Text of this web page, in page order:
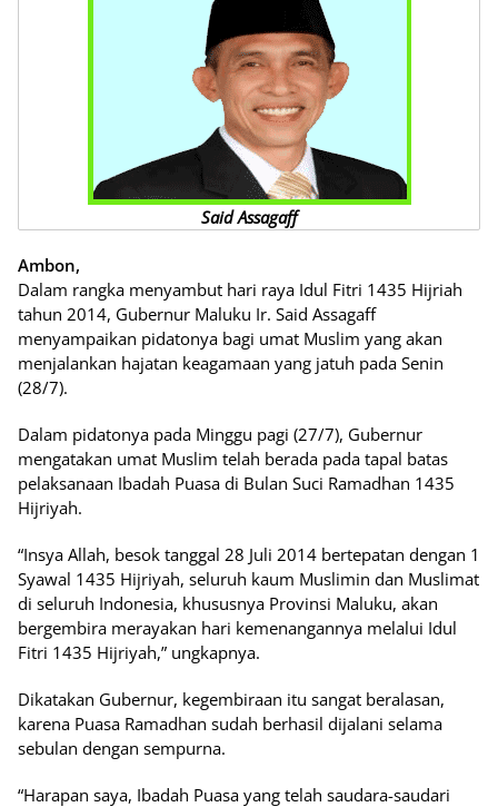
Said Assagaff
Ambon,
Dalam rangka menyambut hari raya Idul Fitri 1435 Hijriah
tahun 2014, Gubernur Maluku Ir. Said Assagaff
menyampaikan pidatonya bagi umat Muslim yang akan
menjalankan hajatan keagamaan yang jatuh pada Senin
(28/7).
Dalam pidatonya pada Minggu pagi (27/7), Gubernur
mengatakan umat Muslim telah berada pada tapal batas
pelaksanaan Ibadah Puasa di Bulan Suci Ramadhan 1435
Hijriyah.
“Insya Allah, besok tanggal 28 Juli 2014 bertepatan dengan 1
Syawal 1435 Hijriyah, seluruh kaum Muslimin dan Muslimat
di seluruh Indonesia, khususnya Provinsi Maluku, akan
bergembira merayakan hari kemenangannya melalui Idul
Fitri 1435 Hijriyah,” ungkapnya.
Dikatakan Gubernur, kegembiraan itu sangat beralasan,
karena Puasa Ramadhan sudah berhasil dijalani selama
sebulan dengan sempurna.
“Harapan saya, Ibadah Puasa yang telah saudara-saudari